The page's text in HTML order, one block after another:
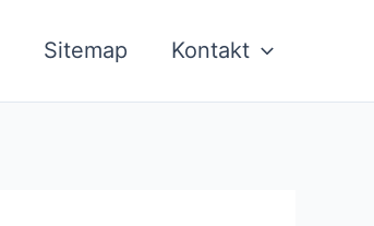
Sitemap Kontakt